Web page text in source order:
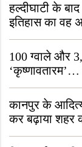
हल्दीघाटी के
इतिहास का वह
जीवित है
100 ग्वाले और
“ऐसा तो सिर्फ़
कानपुर के
कर बढ़ाया शहर